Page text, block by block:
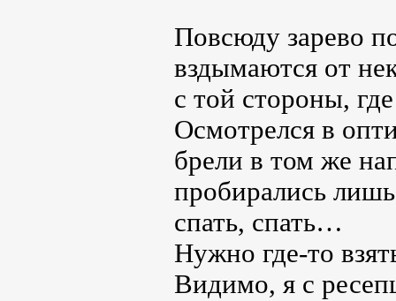
Повсюду зарево
вздымаются от
с той стороны,
Осмотрелся в
брели в том же
пробирались
спать, спать…
Нужно где-то
Видимо, я с